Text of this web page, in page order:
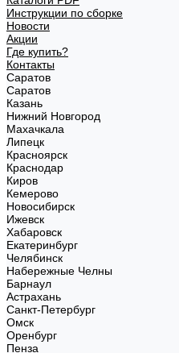
Инструкции по сборке
Новости
Акции
Где купить?
Контакты
Саратов
Саратов
Казань
Нижний Новгород
Махачкала
Липецк
Красноярск
Краснодар
Киров
Кемерово
Новосибирск
Ижевск
Хабаровск
Екатеринбург
Челябинск
Набережные Челны
Барнаул
Астрахань
Санкт-Петербург
Омск
Оренбург
Пенза